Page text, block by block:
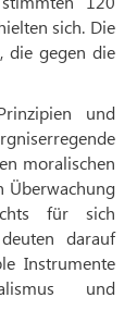
sich. Die
die gegen die
und
moralischen
Überwachung
für sich
darauf
Instrumente
und